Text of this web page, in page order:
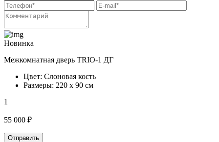
Новинка
Межкомнатная дверь TRIO-1 ДГ
Цвет: Слоновая кость
Размеры: 220 х 90 см
1
55 000 ₽
Отправить